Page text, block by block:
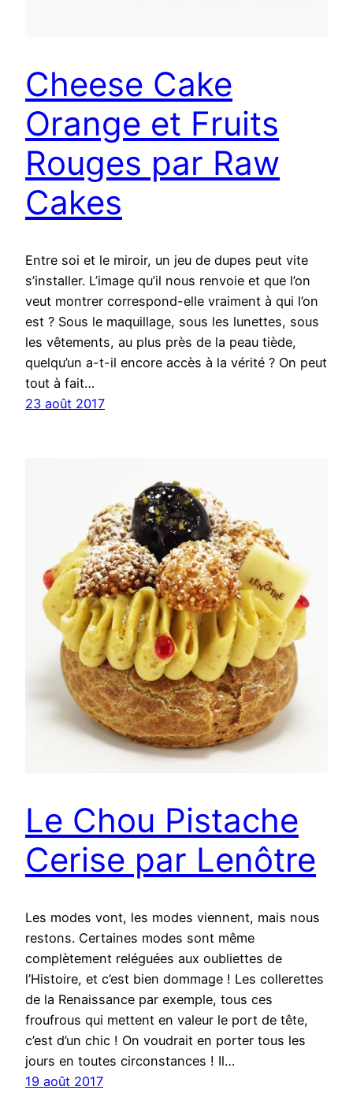
Cheese Cake
Orange et Fruits
Rouges par Raw
Cakes
Entre soi et le miroir, un jeu de dupes peut vite
s’installer. L’image qu’il nous renvoie et que l’on
veut montrer correspond-elle vraiment à qui l’on
est ? Sous le maquillage, sous les lunettes, sous
les vêtements, au plus près de la peau tiède,
quelqu’un a-t-il encore accès à la vérité ? On peut
tout à fait…
23 août 2017
Le Chou Pistache
Cerise par Lenôtre
Les modes vont, les modes viennent, mais nous
restons. Certaines modes sont même
complètement reléguées aux oubliettes de
l’Histoire, et c’est bien dommage ! Les collerettes
de la Renaissance par exemple, tous ces
froufrous qui mettent en valeur le port de tête,
c’est d’un chic ! On voudrait en porter tous les
jours en toutes circonstances ! Il…
19 août 2017